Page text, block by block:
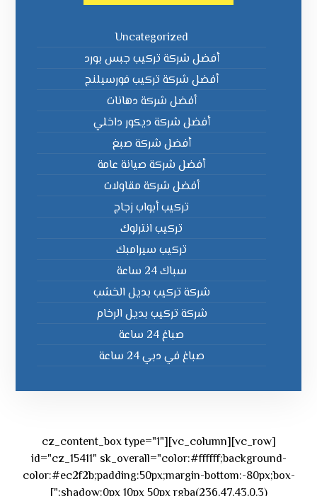
Uncategorized
أفضل شركة تركيب جبس بورد
أفضل شركة تركيب فورسيلنج
أفضل شركة دهانات
أفضل شركة ديكور داخلي
أفضل شركة صبغ
أفضل شركة صيانة عامة
أفضل شركة مقاولات
تركيب أبواب زجاج
تركيب انترلوك
تركيب سيرامبك
سباك 24 ساعة
شركة تركيب بديل الخشب
شركة تركيب بديل الرخام
صباغ 24 ساعة
صباغ في دبي 24 ساعة
[vc_row][vc_column][cz_content_box type="1"
id="cz_15411" sk_overall="color:#ffffff;background-
color:#ec2f2b;padding:50px;margin-bottom:-80px;box-